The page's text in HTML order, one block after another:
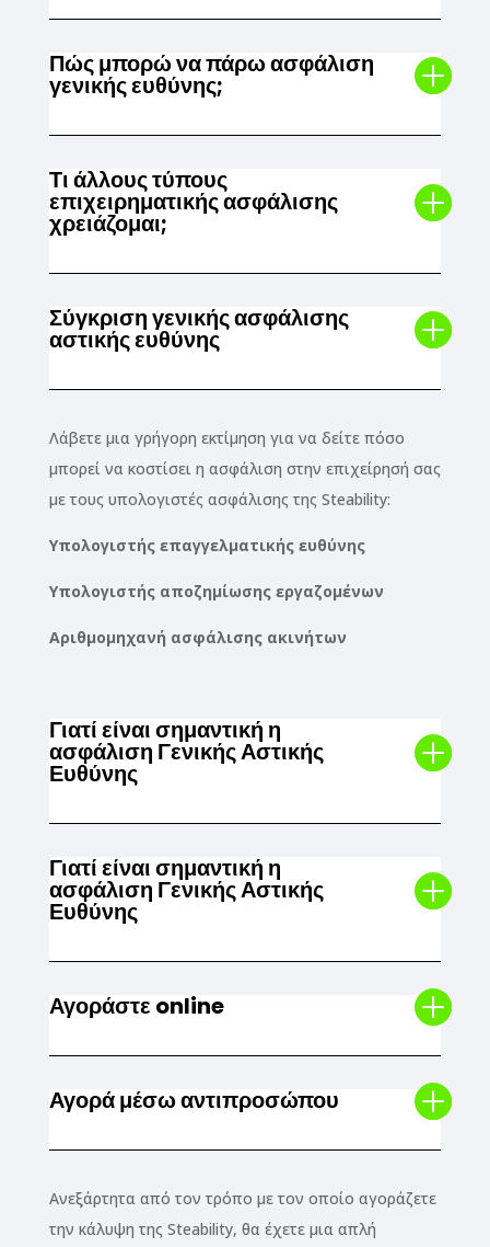
Πώς μπορώ να πάρω ασφάλιση
γενικής ευθύνης;
Τι άλλους τύπους
επιχειρηματικής ασφάλισης
χρειάζομαι;
Σύγκριση γενικής ασφάλισης
αστικής ευθύνης
Λάβετε μια γρήγορη εκτίμηση για να δείτε πόσο
μπορεί να κοστίσει η ασφάλιση στην επιχείρησή σας
με τους υπολογιστές ασφάλισης της Steability:
Υπολογιστής επαγγελματικής ευθύνης
Υπολογιστής αποζημίωσης εργαζομένων
Αριθμομηχανή ασφάλισης ακινήτων
Γιατί είναι σημαντική η
ασφάλιση Γενικής Αστικής
Ευθύνης
Γιατί είναι σημαντική η
ασφάλιση Γενικής Αστικής
Ευθύνης
Αγοράστε online
Αγορά μέσω αντιπροσώπου
Ανεξάρτητα από τον τρόπο με τον οποίο αγοράζετε
την κάλυψη της Steability, θα έχετε μια απλή